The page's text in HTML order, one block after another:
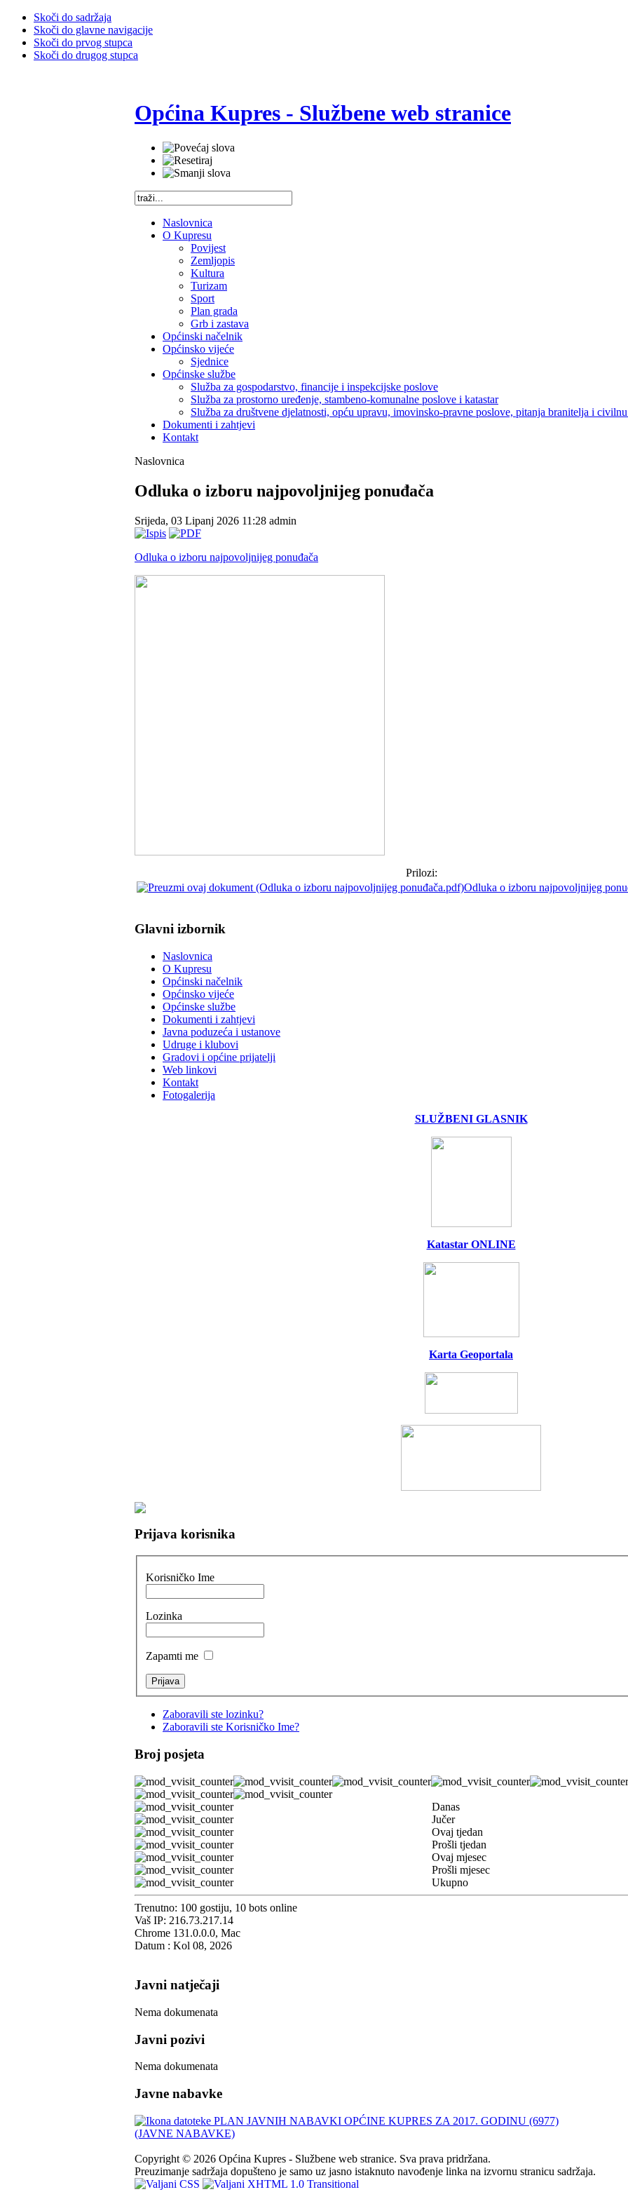
Skoči do sadržaja
Skoči do glavne navigacije
Skoči do prvog stupca
Skoči do drugog stupca
Općina Kupres - Službene web stranice
Naslovnica
O Kupresu
Povijest
Zemljopis
Kultura
Turizam
Sport
Plan grada
Grb i zastava
Općinski načelnik
Općinsko vijeće
Sjednice
Općinske službe
Služba za gospodarstvo, financije i inspekcijske poslove
Služba za prostorno uređenje, stambeno-komunalne poslove i katastar
Služba za društvene djelatnosti, opću upravu, imovinsko-pravne poslove, pitanja branitelja i
Dokumenti i zahtjevi
Kontakt
Naslovnica
Odluka o izboru najpovoljnijeg ponuđača
Srijeda, 03 Lipanj 2026 11:28 admin
Odluka o izboru najpovoljnijeg ponuđača
Prilozi:
Odluka o izboru najpovoljnijeg
Glavni izbornik
Naslovnica
O Kupresu
Općinski načelnik
Općinsko vijeće
Općinske službe
Dokumenti i zahtjevi
Javna poduzeća i ustanove
Udruge i klubovi
Gradovi i općine prijatelji
Web linkovi
Kontakt
Fotogalerija
SLUŽBENI GLASNIK
Katastar ONLINE
Karta Geoportala
Prijava korisnika
Korisničko Ime
Lozinka
Zapamti me
Zaboravili ste lozinku?
Zaboravili ste Korisničko Ime?
Broj posjeta
Danas
Jučer
Ovaj tjedan
Prošli tjedan
Ovaj mjesec
Prošli mjesec
Ukupno
Trenutno: 100 gostiju, 10 bots online
Vaš IP: 216.73.217.14
Chrome 131.0.0.0, Mac
Datum : Kol 08, 2026
Javni natječaji
Nema dokumenata
Javni pozivi
Nema dokumenata
Javne nabavke
PLAN JAVNIH NABAVKI OPĆINE KUPRES ZA 2017. GODINU (6977)
(JAVNE NABAVKE)
Copyright © 2026 Općina Kupres - Službene web stranice. Sva prava pridržana.
Preuzimanje sadržaja dopušteno je samo uz jasno istaknuto navođenje linka na izvornu stranicu sadržaja.